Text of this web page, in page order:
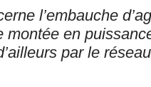
l’embauche
montée en
par le